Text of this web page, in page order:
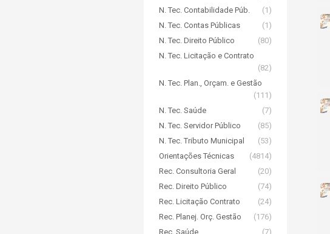
N. Tec. Contabilidade Púb.
(1)
N. Tec. Contas Públicas
(1)
N. Tec. Direito Público
(80)
N. Tec. Licitação e Contrato
(82)
N. Tec. Plan., Orçam. e Gestão
(111)
N. Tec. Saúde
(7)
N. Tec. Servidor Público
(85)
N. Tec. Tributo Municipal
(53)
Orientações Técnicas
(4814)
Rec. Consultoria Geral
(20)
Rec. Direito Público
(74)
Rec. Licitação Contrato
(24)
Rec. Planej. Orç. Gestão
(176)
Rec. Saúde
(7)